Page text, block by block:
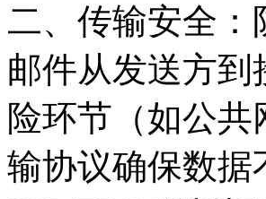
二、传输安全：
邮件从发送方到
险环节（如公
输协议确保数据